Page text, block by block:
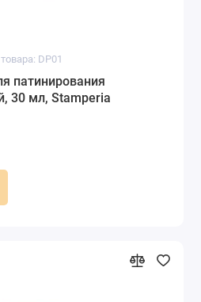
DP01
патинирования
30 мл, Stamperia